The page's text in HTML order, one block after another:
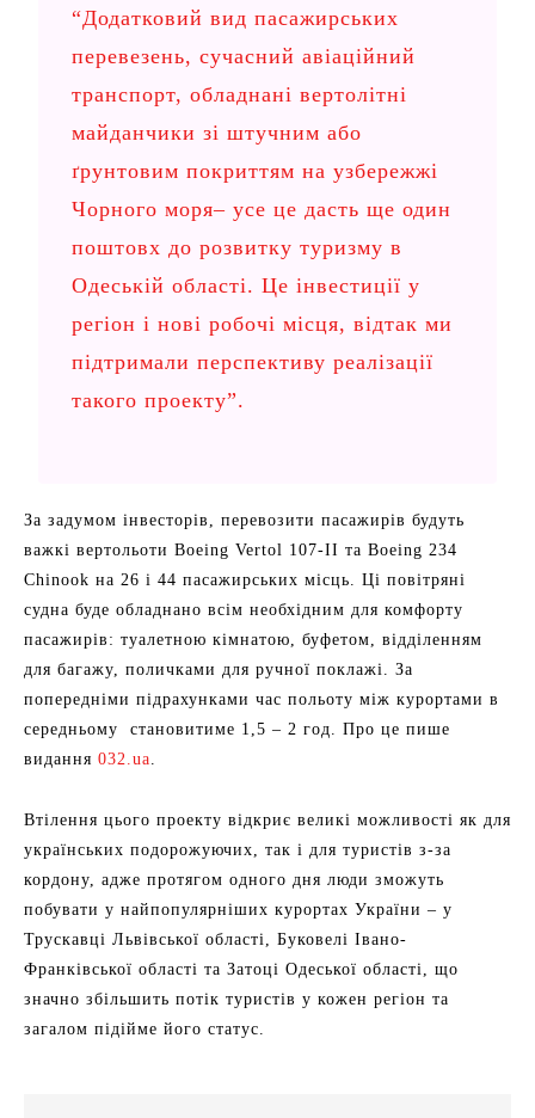
“Додатковий вид пасажирських
перевезень, сучасний авіаційний
транспорт, обладнані вертолітні
майданчики зі штучним або
ґрунтовим покриттям на узбережжі
Чорного моря– усе це дасть ще один
поштовх до розвитку туризму в
Одеській області. Це інвестиції у
регіон і нові робочі місця, відтак ми
підтримали перспективу реалізації
такого проекту”.
За задумом інвесторів, перевозити пасажирів будуть
важкі вертольоти Boeing Vertol 107-II та Boeing 234
Chinook на 26 і 44 пасажирських місць. Ці повітряні
судна буде обладнано всім необхідним для комфорту
пасажирів: туалетною кімнатою, буфетом, відділенням
для багажу, поличками для ручної поклажі. За
попередніми підрахунками час польоту між курортами в
середньому становитиме 1,5 – 2 год. Про це пише
видання 032.ua.
Втілення цього проекту відкриє великі можливості як для
українських подорожуючих, так і для туристів з-за
кордону, адже протягом одного дня люди зможуть
побувати у найпопулярніших курортах України – у
Трускавці Львівської області, Буковелі Івано-
Франківської області та Затоці Одеської області, що
значно збільшить потік туристів у кожен регіон та
загалом підійме його статус.